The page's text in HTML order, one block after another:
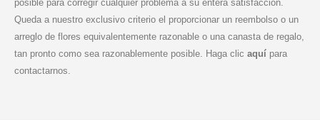
posible para corregir cualquier problema a su entera satisfacción.
Queda a nuestro exclusivo criterio el proporcionar un reembolso o un
arreglo de flores equivalentemente razonable o una canasta de regalo,
tan pronto como sea razonablemente posible. Haga clic aquí para
contactarnos.